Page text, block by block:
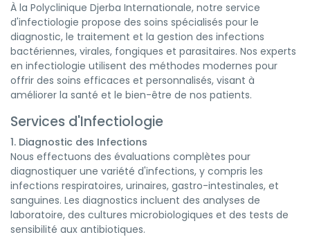
À la Polyclinique Djerba Internationale, notre service
d'infectiologie propose des soins spécialisés pour le
diagnostic, le traitement et la gestion des infections
bactériennes, virales, fongiques et parasitaires. Nos experts
en infectiologie utilisent des méthodes modernes pour
offrir des soins efficaces et personnalisés, visant à
améliorer la santé et le bien-être de nos patients.
Services d'Infectiologie
1. Diagnostic des Infections
Nous effectuons des évaluations complètes pour
diagnostiquer une variété d'infections, y compris les
infections respiratoires, urinaires, gastro-intestinales, et
sanguines. Les diagnostics incluent des analyses de
laboratoire, des cultures microbiologiques et des tests de
sensibilité aux antibiotiques.